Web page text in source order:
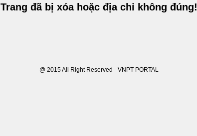
Trang đã bị xóa hoặc địa chỉ không đúng!
@ 2015 All Right Reserved - VNPT PORTAL